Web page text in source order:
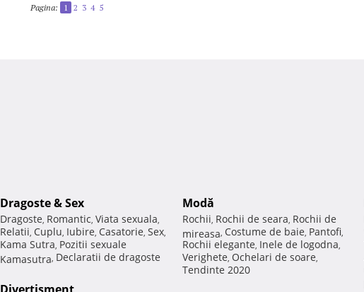
Pagina: 1 2 3 4 5
Dragoste & Sex
Dragoste, Romantic, Viata sexuala,
Relatii, Cuplu, Iubire, Casatorie, Sex,
Kama Sutra, Pozitii sexuale
Kamasutra, Declaratii de dragoste
Modă
Rochii, Rochii de seara, Rochii de
mireasa, Costume de baie, Pantofi,
Rochii elegante, Inele de logodna,
Verighete, Ochelari de soare,
Tendinte 2020